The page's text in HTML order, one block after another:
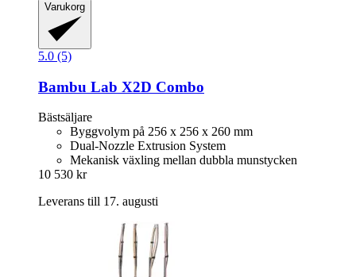
Varukorg
5.0 (5)
Bambu Lab X2D Combo
Bästsäljare
Byggvolym på 256 x 256 x 260 mm
Dual-Nozzle Extrusion System
Mekanisk växling mellan dubbla munstycken
10 530 kr
Leverans till 17. augusti